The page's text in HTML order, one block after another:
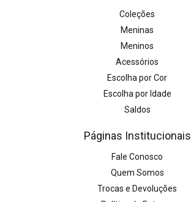
Coleções
Meninas
Meninos
Acessórios
Escolha por Cor
Escolha por Idade
Saldos
Páginas Institucionais
Fale Conosco
Quem Somos
Trocas e Devoluções